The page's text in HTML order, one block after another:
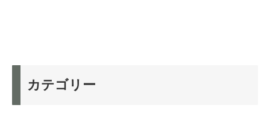
カテゴリー